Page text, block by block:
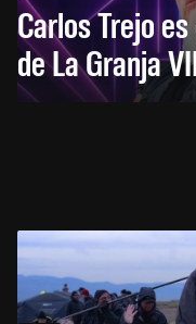
Carlos Trejo
de La Granja